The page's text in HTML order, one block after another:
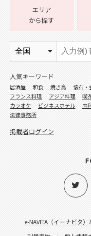
e-NAVITA（イーナビタ）
エリア
から探す
人気キーワード
居酒屋 和食 焼き鳥 懐石・
フランス料理
アジア料理 喫
カラオケ
ビジネスホテル 内
法律事務所
掲載者ログイン